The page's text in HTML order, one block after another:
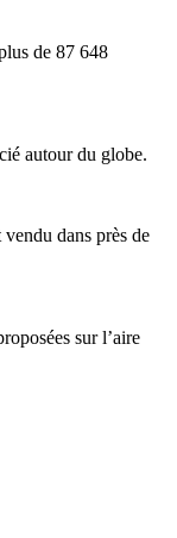
de 87 648
autour du globe.
dans près de
sur l’aire